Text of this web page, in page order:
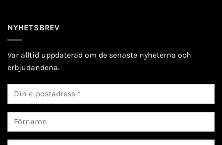
NYHETSBREV
Var alltid uppdaterad om de senaste nyheterna och
erbjudandena.